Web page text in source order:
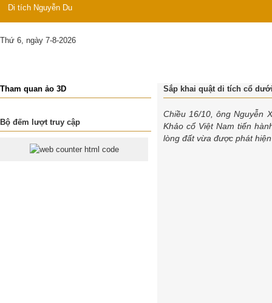
Di tích Nguyễn Du
Thứ 6, ngày 7-8-2026
Tham quan ảo 3D
Bộ đếm lượt truy cập
Sắp khai quật di tích cổ
Chiều 16/10, ông Nguyễn
Khảo cổ Việt Nam tiến
lòng đất vừa được phát